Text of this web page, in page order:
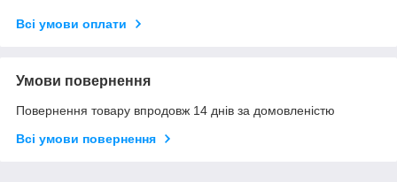
Всі умови оплати
Умови повернення
Повернення товару впродовж 14 днів за домовленістю
Всі умови повернення